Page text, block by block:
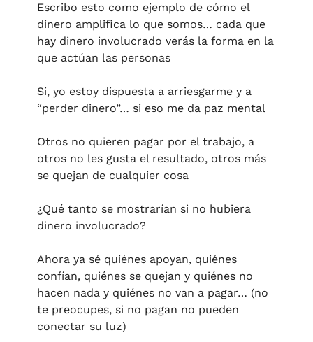
Escribo esto como ejemplo de cómo el
dinero amplifica lo que somos… cada que
hay dinero involucrado verás la forma en la
que actúan las personas
Si, yo estoy dispuesta a arriesgarme y a
“perder dinero”… si eso me da paz mental
Otros no quieren pagar por el trabajo, a
otros no les gusta el resultado, otros más
se quejan de cualquier cosa
¿Qué tanto se mostrarían si no hubiera
dinero involucrado?
Ahora ya sé quiénes apoyan, quiénes
confían, quiénes se quejan y quiénes no
hacen nada y quiénes no van a pagar… (no
te preocupes, si no pagan no pueden
conectar su luz)